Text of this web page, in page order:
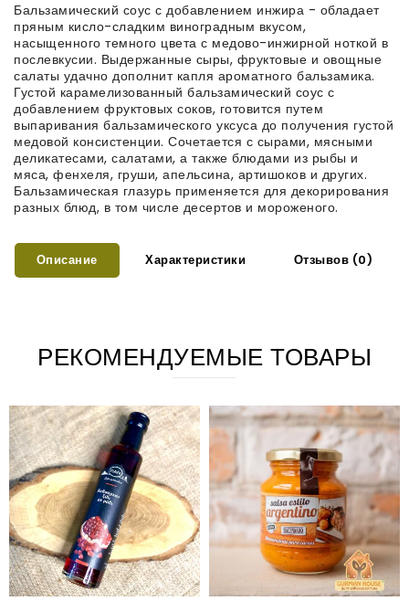
Бальзамический соус с добавлением инжира - обладает
пряным кисло-сладким виноградным вкусом,
насыщенного темного цвета с медово-инжирной ноткой в
послевкусии. Выдержанные сыры, фруктовые и овощные
салаты удачно дополнит капля ароматного бальзамика.
Густой карамелизованный бальзамический соус с
добавлением фруктовых соков, готовится путем
выпаривания бальзамического уксуса до получения густой
медовой консистенции. Сочетается с сырами, мясными
деликатесами, салатами, а также блюдами из рыбы и
мяса, фенхеля, груши, апельсина, артишоков и других.
Бальзамическая глазурь применяется для декорирования
разных блюд, в том числе десертов и мороженого.
Описание Характеристики Отзывов (0)
РЕКОМЕНДУЕМЫЕ ТОВАРЫ